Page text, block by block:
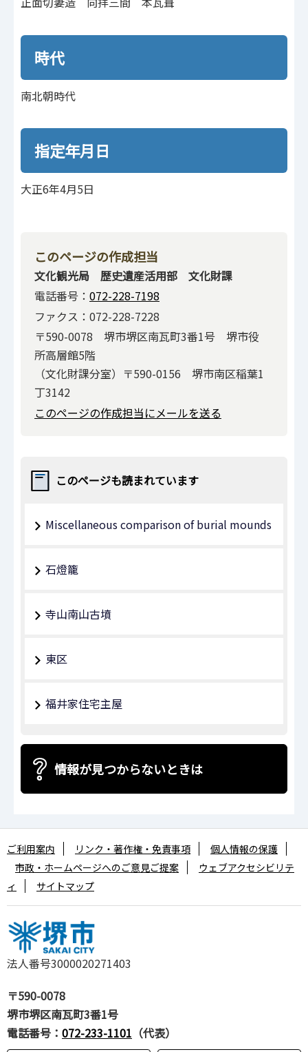
時代
南北朝時代
指定年月日
大正6年4月5日
このページの作成担当
文化観光局 歴史遺産活用部 文化財課
電話番号： 072-228-7198
ファクス：072-228-7228
〒590-0078 堺市堺区南瓦町3番1号 堺市役
所高層館5階
（文化財課分室）〒590-0156 堺市南区稲葉1
丁3142
このページの作成担当にメールを送る
このページも読まれています
Miscellaneous comparison of burial mounds
石燈籠
寺山南山古墳
東区
福井家住宅主屋
情報が見つからないときは
法人番号3000020271403
〒590-0078
堺市堺区南瓦町3番1号
電話番号： 072-233-1101 （代表）
ご利用案内 リンク・著作権・免責事項
個人情報の保護
市政・ホームページへのご意見ご提案
ウェブアクセシビリテ
ィ
サイトマップ